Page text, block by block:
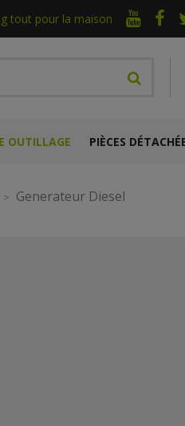
tout pour la maison
OUTILLAGE PIÈCES
Generateur Diesel